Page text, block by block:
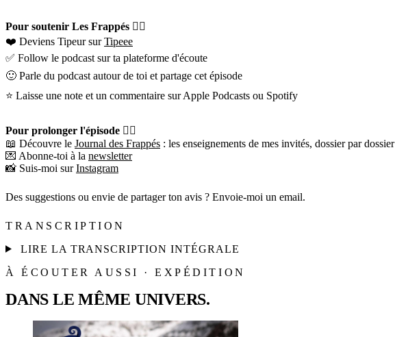
Pour soutenir Les Frappés 👇🏼
❤️ Deviens Tipeur surTipeee
✅ Follow le podcast sur ta plateforme d'écoute
🙂 Parle du podcast autour de toi et partage cet épisode
⭐️ Laisse une note et un commentaire sur Apple Podcasts ou Spotify
Pour prolonger l'épisode 👇🏼
📖 Découvre le Journal des Frappés : les enseignements de mes invités, dossier par dossier
💌 Abonne-toi à la newsletter
📸 Suis-moi surInstagram
Des suggestions ou envie de partager ton avis ? Envoie-moi un email.
TRANSCRIPTION
LIRE LA TRANSCRIPTION INTÉGRALE
À ÉCOUTER AUSSI · EXPÉDITION
DANS LE MÊME UNIVERS.